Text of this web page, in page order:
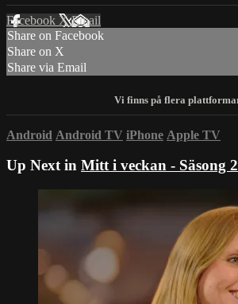
Facebook XEmail
Share on Facebook
Share on X
Share via Email
Android Android TV iPhone Apple TV
Up Next in Mitt i veckan - Säsong 2